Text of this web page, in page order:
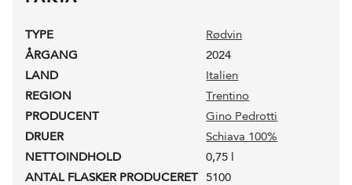
TYPE
Rødvin
ÅRGANG
2024
LAND
Italien
REGION
Trentino
PRODUCENT
Gino Pedrotti
DRUER
Schiava 100%
NETTOINDHOLD
0,75 l
ANTAL FLASKER PRODUCERET
5100